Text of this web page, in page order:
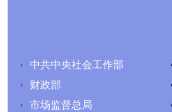
中共中央社会工作部
财政部
市场监督总局